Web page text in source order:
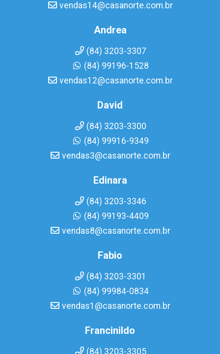
vendas14@casanorte.com.br
Andrea
(84) 3203-3307
(84) 99196-1528
vendas12@casanorte.com.br
David
(84) 3203-3300
(84) 99916-9349
vendas3@casanorte.com.br
Edinara
(84) 3203-3346
(84) 99193-4409
vendas8@casanorte.com.br
Fabio
(84) 3203-3301
(84) 99984-0834
vendas1@casanorte.com.br
Francinildo
(84) 3203-3305